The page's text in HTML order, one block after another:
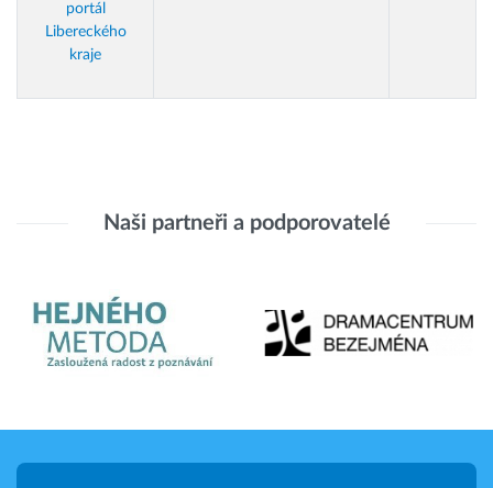
portál
Libereckého
kraje
Naši partneři a podporovatelé